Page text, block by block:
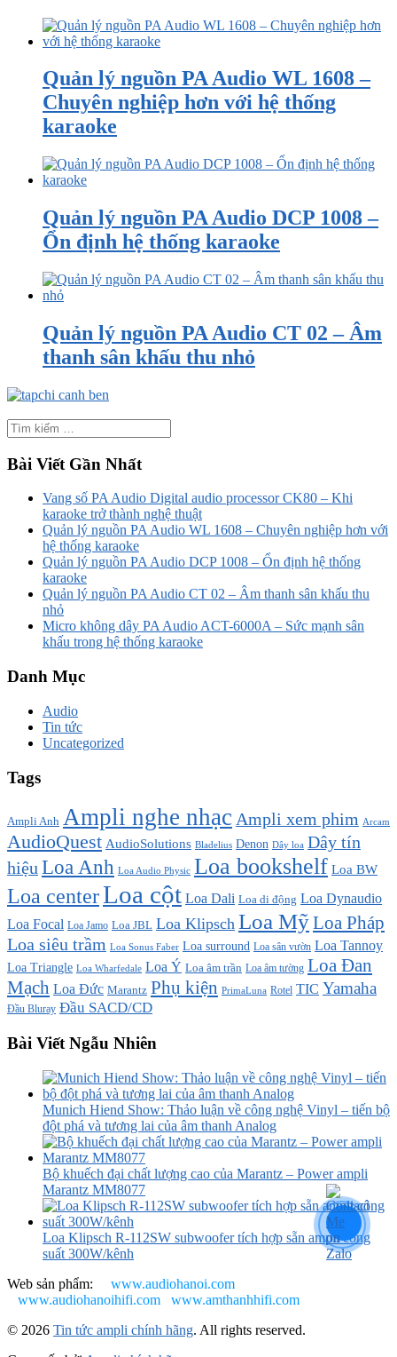
Quản lý nguồn PA Audio WL 1608 –
Chuyên nghiệp hơn với hệ thống
karaoke
Quản lý nguồn PA Audio DCP 1008 –
Ổn định hệ thống karaoke
Quản lý nguồn PA Audio CT 02 – Âm
thanh sân khấu thu nhỏ
Bài Viết Gần Nhất
Vang số PA Audio Digital audio processor CK80 – Khi
karaoke trở thành nghệ thuật
Quản lý nguồn PA Audio WL 1608 – Chuyên nghiệp hơn với
hệ thống karaoke
Quản lý nguồn PA Audio DCP 1008 – Ổn định hệ thống
karaoke
Quản lý nguồn PA Audio CT 02 – Âm thanh sân khấu thu
nhỏ
Micro không dây PA Audio ACT-6000A – Sức mạnh sân
khấu trong hệ thống karaoke
Danh Mục
Audio
Tin tức
Uncategorized
Tags
Ampli Anh Ampli nghe nhạc Ampli xem phim Arcam
AudioQuest AudioSolutions Bladelius Denon Dây loa Dây tín
hiệu Loa Anh Loa Audio Physic Loa bookshelf Loa BW
Loa centerLoa cột Loa Dali Loa di động Loa Dynaudio
Loa Focal Loa Jamo Loa JBL Loa Klipsch Loa MỹLoa Pháp
Loa siêu trầm Loa Sonus Faber Loa surround Loa sân vườn Loa Tannoy
Loa Triangle Loa Wharfedale Loa Ý Loa âm trần Loa âm tường Loa Đan
Mạch Loa Đức Marantz Phụ kiện PrimaLuna Rotel TIC Yamaha
Đầu Bluray Đầu SACD/CD
Bài Viết Ngẫu Nhiên
Munich Hiend Show: Thảo luận về công nghệ Vinyl – tiến bộ
đột phá và tương lai của âm thanh Analog
Bộ khuếch đại chất lượng cao của Marantz – Power ampli
Marantz MM8077
Loa Klipsch R-112SW subwoofer tích hợp sẵn ampli công
suất 300W/kênh
Web sản phẩm: www.audiohanoi.com
www.audiohanoihifi.com
www.amthanhhifi.com
© 2026 Tin tức ampli chính hãng. All rights reserved.